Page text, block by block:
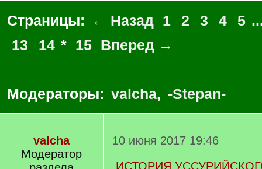
Страницы: ← Назад 1 2 3 4 5
13
14 * 15 Вперед →
Модераторы: valcha, -Stepan-
valcha
Модератор
10 июня 2017 19:46
.ИСТОРИЯ